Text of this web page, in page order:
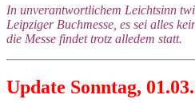
In unverantwortlichem Leichtsinn
Leipziger Buchmesse, es sei alles
die Messe findet trotz alledem statt.
Update Sonntag,